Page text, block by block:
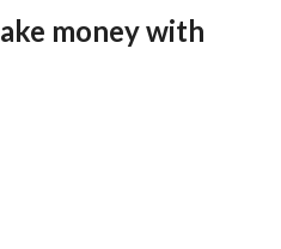
money with